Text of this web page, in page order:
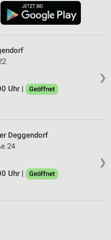
❯
Uhr |
Geöffnet
❯
Deggendorf
24
Uhr |
Geöffnet